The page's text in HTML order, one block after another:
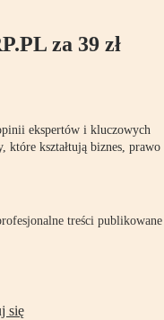
za 39 zł
ekspertów i kluczowych
które kształtują biznes, prawo
treści publikowane
się